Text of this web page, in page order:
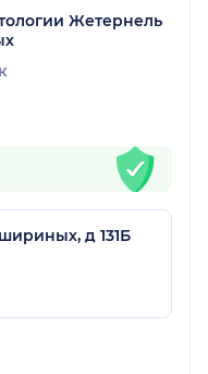
Жетернель
д 131Б